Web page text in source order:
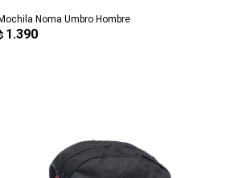
Mochila Noma Umbro Hombre
1.390